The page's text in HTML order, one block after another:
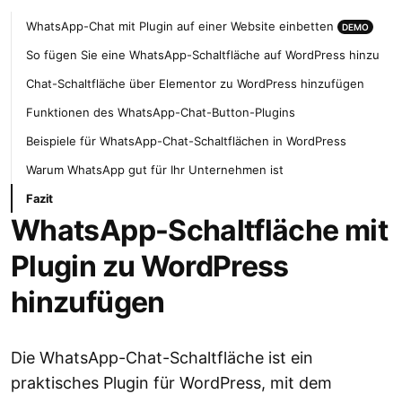
WhatsApp-Schaltfläche mit
Plugin zu WordPress
hinzufügen
Die WhatsApp-Chat-Schaltfläche ist ein
praktisches Plugin für WordPress, mit dem
WhatsApp-Chat mit Plugin auf einer Website einbetten DEMO
So fügen Sie eine WhatsApp-Schaltfläche auf WordPress hinzu
Chat-Schaltfläche über Elementor zu WordPress hinzufügen
Funktionen des WhatsApp-Chat-Button-Plugins
Beispiele für WhatsApp-Chat-Schaltflächen in WordPress
Warum WhatsApp gut für Ihr Unternehmen ist
Fazit